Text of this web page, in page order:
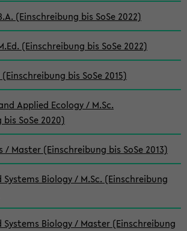
(Einschreibung bis SoSe 2022)
(Einschreibung bis SoSe 2022)
bis SoSe 2015)
Applied Ecology / M.Sc.
SoSe 2020)
/ Master (Einschreibung bis SoSe 2013)
Systems Biology / M.Sc. (Einschreibung
Systems Biology / Master (Einschreibung